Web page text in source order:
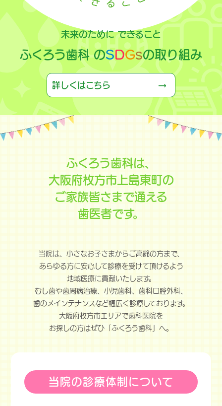
未来のために できること
ふくろう歯科 のSDGsの取り組み
詳しくはこちら
ふくろう歯科は、
大阪府枚方市の歯科医院です。
当院は、小さなお子さまからご高齢の方まで、
あらゆる方に安心して診療を受けて頂けるよう
地域医療に貢献してまいります。
「ふくろう歯科」は、ご家族皆さまが
安心して通えるファミリー歯科です。
当院では、歯医者への苦手意識を少しでも和らげ、
気軽に通える環境を整えたうえで、
痛みに配慮した「怖くない」治療を心がけています。
ふくろう歯科は、
大阪府枚方市上島東町の
ご家族皆さまで通える
歯医者です。
当院は、小さなお子さまからご高齢の方まで、
あらゆる方に安心して診療を受けて頂けるよう
地域医療に貢献いたします。
むし歯や歯周病治療、小児歯科、歯科口腔外科、
歯のメインテナンスなど幅広く診療しております。
大阪府枚方市エリアで歯科医院を
お探しの方はぜひ「ふくろう歯科」へ。
当院の診療体制について